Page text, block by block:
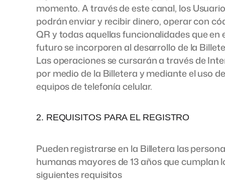
momento. A través de este canal, los
podrán enviar y recibir dinero, operar con
QR y todas aquellas funcionalidades que en
futuro se incorporen al desarrollo de la
Las operaciones se cursarán a través de
por medio de la Billetera y mediante el uso de
equipos de telefonía celular.
2. REQUISITOS PARA EL REGISTRO
Pueden registrarse en la Billetera las
humanas mayores de 13 años que cumplan
siguientes requisitos